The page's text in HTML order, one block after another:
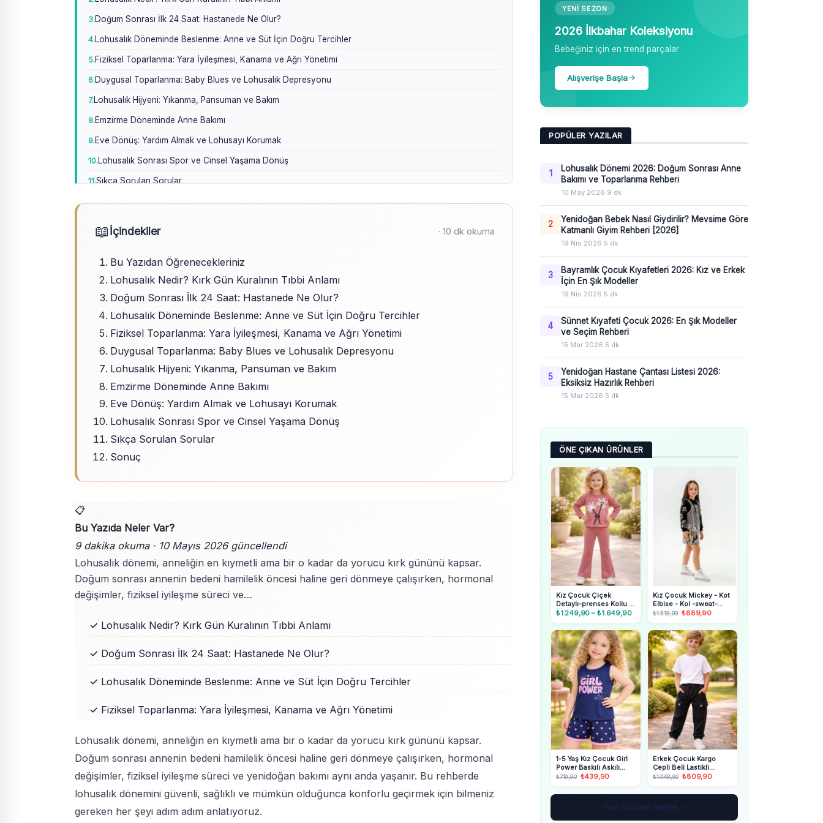
Doğum Sonrası İlk 24 Saat: Hastanede Ne Olur?
Lohusalık Döneminde Beslenme: Anne ve Süt İçin Doğru Tercihler
Fiziksel Toparlanma: Yara İyileşmesi, Kanama ve Ağrı Yönetimi
Duygusal Toparlanma: Baby Blues ve Lohusalık Depresyonu
Lohusalık Hijyeni: Yıkanma, Pansuman ve Bakım
Emzirme Döneminde Anne Bakımı
Eve Dönüş: Yardım Almak ve Lohusayı Korumak
Lohusalık Sonrası Spor ve Cinsel Yaşama Dönüş
Sıkça Sorulan Sorular
📖İçindekiler · 10 dk okuma
Bu Yazıdan Öğrenecekleriniz
Lohusalık Nedir? Kırk Gün Kuralının Tıbbi Anlamı
Doğum Sonrası İlk 24 Saat: Hastanede Ne Olur?
Lohusalık Döneminde Beslenme: Anne ve Süt İçin Doğru Tercihler
Fiziksel Toparlanma: Yara İyileşmesi, Kanama ve Ağrı Yönetimi
Duygusal Toparlanma: Baby Blues ve Lohusalık Depresyonu
Lohusalık Hijyeni: Yıkanma, Pansuman ve Bakım
Emzirme Döneminde Anne Bakımı
Eve Dönüş: Yardım Almak ve Lohusayı Korumak
Lohusalık Sonrası Spor ve Cinsel Yaşama Dönüş
Sıkça Sorulan Sorular
Sonuç
📋
Bu Yazıda Neler Var?
9 dakika okuma · 10 Mayıs 2026 güncellendi
Lohusalık dönemi, anneliğin en kıymetli ama bir o kadar da yorucu kırk gününü kapsar.
Doğum sonrası annenin bedeni hamilelik öncesi haline geri dönmeye çalışırken, hormonal
değişimler, fiziksel iyileşme süreci ve…
✓ Lohusalık Nedir? Kırk Gün Kuralının Tıbbi Anlamı
✓ Doğum Sonrası İlk 24 Saat: Hastanede Ne Olur?
✓ Lohusalık Döneminde Beslenme: Anne ve Süt İçin Doğru Tercihler
✓ Fiziksel Toparlanma: Yara İyileşmesi, Kanama ve Ağrı Yönetimi
Lohusalık dönemi, anneliğin en kıymetli ama bir o kadar da yorucu kırk gününü kapsar.
Doğum sonrası annenin bedeni hamilelik öncesi haline geri dönmeye çalışırken, hormonal
değişimler, fiziksel iyileşme süreci ve yenidoğan bakımı aynı anda yaşanır. Bu rehberde
lohusalık dönemini güvenli, sağlıklı ve mümkün olduğunca konforlu geçirmek için bilmeniz
gereken her şeyi adım adım anlatıyoruz.
YENI SEZON
2026 İlkbahar Koleksiyonu
Bebeğiniz için en trend parçalar
Alışverişe Başla
POPÜLER YAZILAR
1
Lohusalık Dönemi 2026: Doğum Sonrası Anne
Bakımı ve Toparlanma Rehberi
10 May 2026 9 dk
2
Yenidoğan Bebek Nasıl Giydirilir? Mevsime Göre
Katmanlı Giyim Rehberi [2026]
19 Nis 2026 5 dk
3
Bayramlık Çocuk Kıyafetleri 2026: Kız ve Erkek
İçin En Şık Modeller
19 Nis 2026 5 dk
4
Sünnet Kıyafeti Çocuk 2026: En Şık Modeller
ve Seçim Rehberi
15 Mar 2026 5 dk
5
Yenidoğan Hastane Çantası Listesi 2026:
Eksiksiz Hazırlık Rehberi
15 Mar 2026 5 dk
ÖNE ÇIKAN ÜRÜNLER
Kız Çocuk Çiçek
Detaylı-prenses Kollu -
ispanyol Paçalı Takım
₺1.249,90 –₺1.649,90Fiyat
aralığı:
₺1.249,90
-
₺1.649,90
Kız Çocuk Mickey - Kot
Elbise - Kol -sweat-
Elbise Takım
₺1.519,90 Orijinal
fiyat:
₺1.519,90.
₺889,90Şu
andaki
fiyat:
₺889,90.
1-5 Yaş Kız Çocuk Girl
Power Baskılı Askılı
Şortlu Lacivert Pijama
₺719,90 Orijinal
₺719,90.
₺439,90
fiyat:
₺439,90.
Erkek Çocuk Kargo
Cepli Beli Lastikli
Gabardin Pantolon
₺1.049,90 Orijinal
₺1.049,90.
₺809,90Şu
fiyat:
Tüm Ürünleri Keşfet